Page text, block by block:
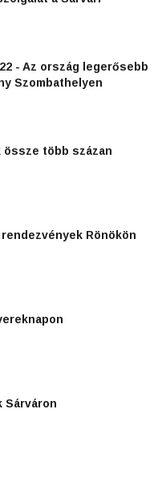
- Az ország legerősebb
Szombathelyen
több százan
Rönökön
Sárváron